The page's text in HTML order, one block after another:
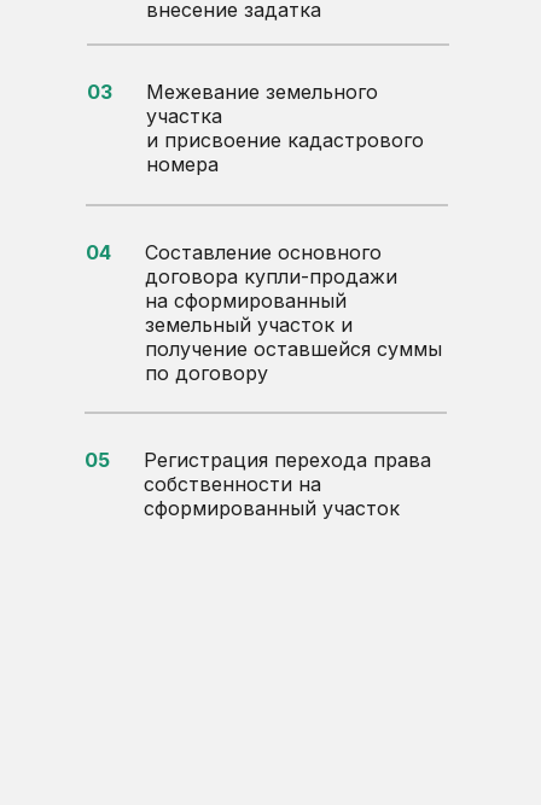
Составление основного
договора купли-продажи
на сформированный
земельный участок и
получение оставшейся суммы
по договору
04
внесение задатка
Регистрация перехода права
собственности на
сформированный участок
05
Межевание земельного
участка
и присвоение кадастрового
номера
03